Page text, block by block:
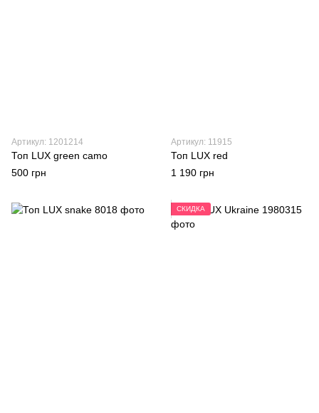
Артикул: 1201214
Топ LUX green camo
500 грн
Артикул: 11915
Топ LUX red
1 190 грн
СКИДКА